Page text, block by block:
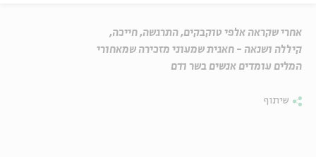
אחרי שקראה אלפי טוקבקים, התרגשה, חייכה,
קיללה ושנאה - חאגית שמעוני מזכירה שמאחורי
המלים עומדים אנשים בשר ודם
שיתוף